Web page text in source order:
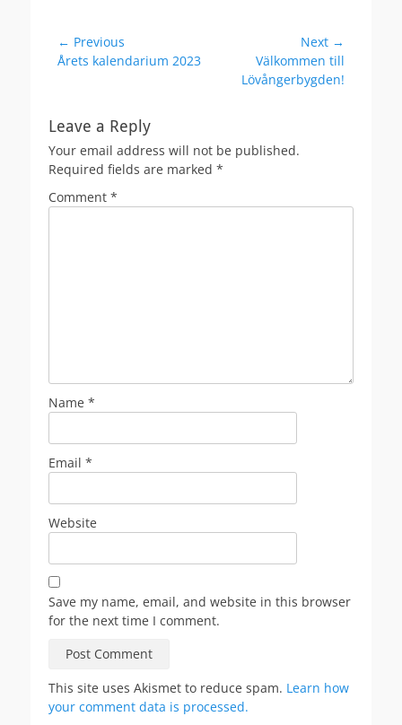
Post
navigation
← Previous
Previous
Årets kalendarium 2023
Next →
Next
Välkommen till
Lövångerbygden!
Leave a Reply
Your email address will not be published.
Required fields are marked *
Comment *
Name *
Email *
Website
Save my name, email, and website in this browser
for the next time I comment.
This site uses Akismet to reduce spam. Learn how
your comment data is processed.